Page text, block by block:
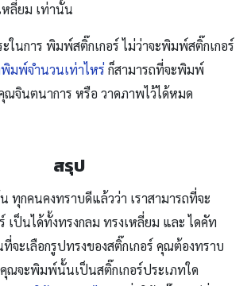
หลี่ยม เท่านั้น
ะในการ พิมพ์สติ๊กเกอร์ ไม่ว่าจะพิมพ์สติ๊กเกอร์
มพ์จำนวนเท่าไหร่ ก็สามารถที่จะพิมพ์
จินตนาการ หรือ วาดภาพไว้ได้หมด
สรุป
ทุกคนคงทราบดีแล้วว่า เราสามารถที่จะ
เป็นได้ทั้งทรงกลม ทรงเหลี่ยม และ ไดคัท
จะเลือกรูปทรงของสติ๊กเกอร์ คุณต้องทราบ
ณจะพิมพ์นั้นเป็นสติ๊กเกอร์ประเภทใด